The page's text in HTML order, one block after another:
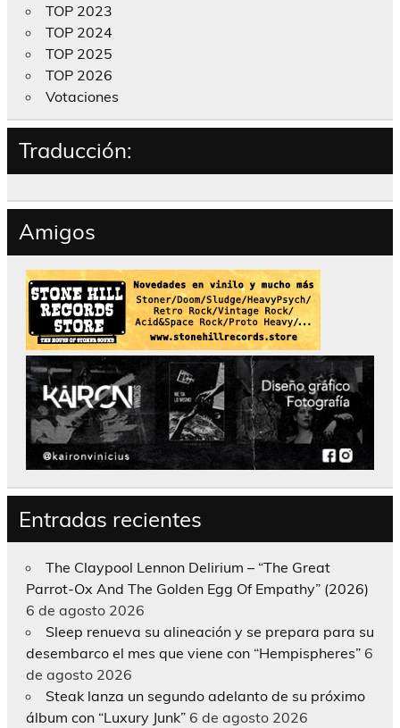
TOP 2023
TOP 2024
TOP 2025
TOP 2026
Votaciones
Traducción:
Amigos
Entradas recientes
The Claypool Lennon Delirium – “The Great
Parrot-Ox And The Golden Egg Of Empathy” (2026)
6 de agosto 2026
Sleep renueva su alineación y se prepara para su
desembarco el mes que viene con “Hempispheres” 6
de agosto 2026
Steak lanza un segundo adelanto de su próximo
álbum con “Luxury Junk” 6 de agosto 2026